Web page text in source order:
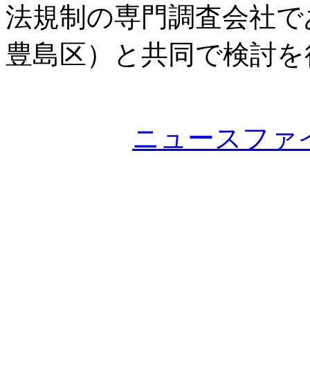
法規制の専門調査会社
豊島区）と共同で検討
ニュースファ